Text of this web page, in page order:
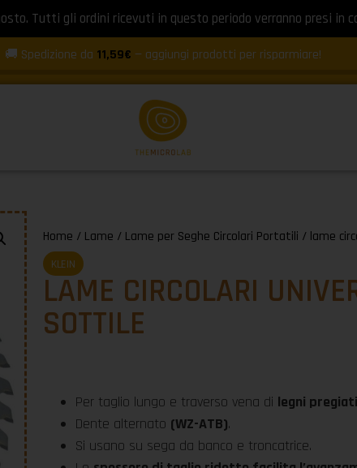
Tutti gli ordini ricevuti in questo periodo verranno presi in
🚚 Spedizione da 11,59€ — aggiungi prodotti per risparmiare!
Home / Lame / Lame per Seghe Circolari Portatili / lame
KLEIN
LAME CIRCOLARI
SOTTILE
Per taglio lungo e traverso vena di legni
Dente alternato (WZ-ATB).
Si usano su sega da banco e troncatrice.